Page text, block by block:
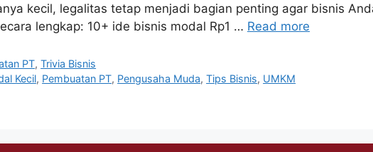
kecil, legalitas tetap menjadi bagian penting agar bisnis
lengkap: 10+ ide bisnis modal Rp1 … Read more
PT,Trivia Bisnis
Kecil, Pembuatan PT, Pengusaha Muda,Tips Bisnis, UMKM